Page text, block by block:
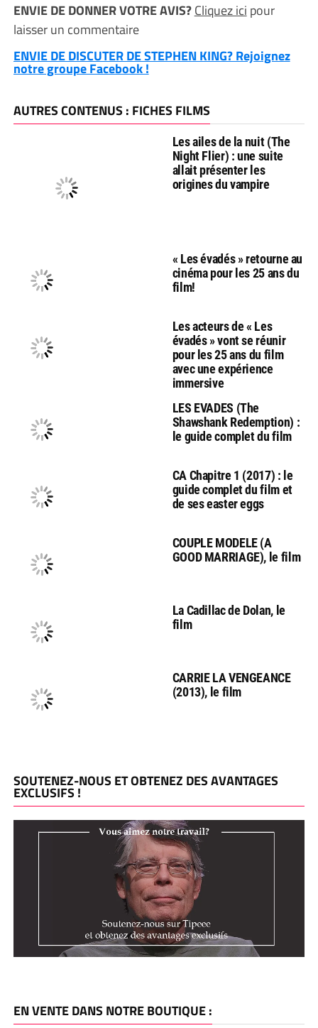
ENVIE DE DONNER VOTRE AVIS?Cliquez ici pour
laisser un commentaire
ENVIE DE DISCUTER DE STEPHEN KING? Rejoignez
notre groupe Facebook !
AUTRES CONTENUS : FICHES FILMS
Les ailes de la nuit (The
Night Flier) : une suite
allait présenter les
origines du vampire
« Les évadés » retourne au
cinéma pour les 25 ans du
film!
Les acteurs de « Les
évadés » vont se réunir
pour les 25 ans du film
avec une expérience
immersive
LES EVADES (The
Shawshank Redemption) :
le guide complet du film
CA Chapitre 1 (2017) : le
guide complet du film et
de ses easter eggs
COUPLE MODELE (A
GOOD MARRIAGE), le film
La Cadillac de Dolan, le
film
CARRIE LA VENGEANCE
(2013), le film
SOUTENEZ-NOUS ET OBTENEZ DES AVANTAGES
EXCLUSIFS !
EN VENTE DANS NOTRE BOUTIQUE :